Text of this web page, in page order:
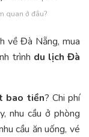
quan ở đâu?
về Đà Nẵng, mua
trình du lịch Đà
bao tiền? Chi phí
nhu cầu ở phòng
cầu ăn uống, vé